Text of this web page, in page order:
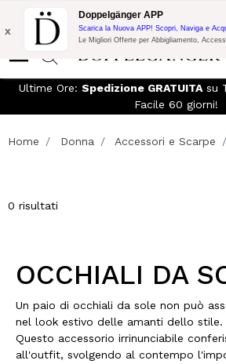
Spedizione Gratuita su Tutto!
Acquisto con codice:
x
Doppelgänger APP
Scarica la Nuova APP! Scopri, Naviga e
Le Migliori Offerte per Abbigliamento,
Ultime Ore: Spedizione GRATUITA su
Facile 60 giorni!
Home Donna Accessori e Scarpe
0 risultati
OCCHIALI DA
Un paio di occhiali da sole non può
nel look estivo delle amanti dello stile.
Questo accessorio irrinunciabile
all'outfit, svolgendo al contempo